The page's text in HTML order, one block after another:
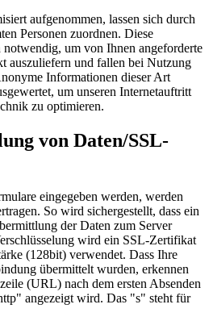
aufgenommen, lassen sich durch
Personen zuordnen. Diese
um von Ihnen angeforderte
auszuliefern und fallen bei Nutzung
Informationen dieser Art
um unseren Internetauftritt
zu optimieren.
von Daten/SSL-
eingegeben werden, werden
So wird sichergestellt, dass ein
der Daten zum Server
wird ein SSL-Zertifikat
(128bit) verwendet. Dass Ihre
übermittelt wurden, erkennen
(URL) nach dem ersten Absenden
angezeigt wird. Das "s" steht für